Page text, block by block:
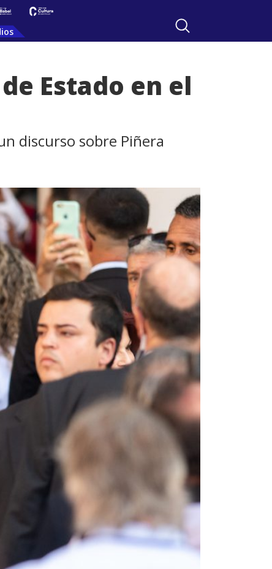
Estado en el
discurso sobre Piñera